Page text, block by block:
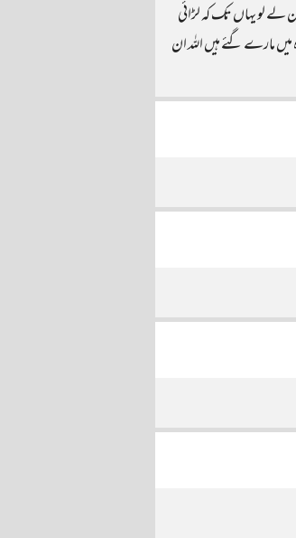
لے لو یہاں تک کہ لڑائی
میں مارے گئے ہیں اللہ ان